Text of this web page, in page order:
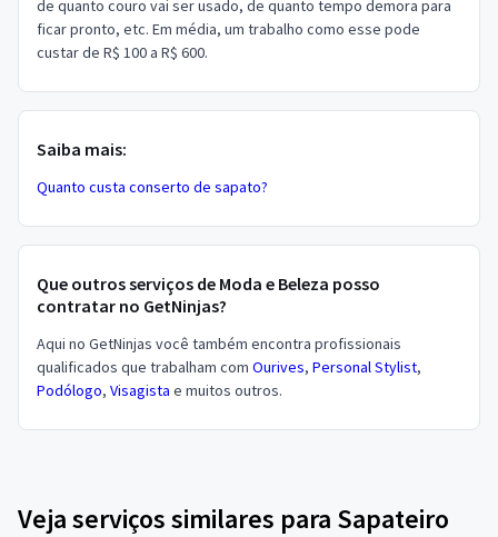
de quanto couro vai ser usado, de quanto tempo demora para
ficar pronto, etc. Em média, um trabalho como esse pode
custar de R$ 100 a R$ 600.
Saiba mais:
Quanto custa conserto de sapato?
Que outros serviços de Moda e Beleza posso
contratar no GetNinjas?
Aqui no GetNinjas você também encontra profissionais
qualificados que trabalham com Ourives, Personal Stylist,
Podólogo, Visagista e muitos outros.
Veja serviços similares para Sapateiro